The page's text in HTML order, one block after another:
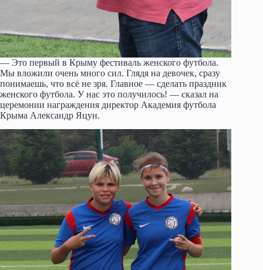
— Это первый в Крыму фестиваль женского футбола.
Мы вложили очень много сил. Глядя на девочек, сразу
понимаешь, что всё не зря. Главное — сделать праздник
женского футбола. У нас это получилось! — сказал на
церемонии награждения директор Академия футбола
Крыма Александр Яцун.